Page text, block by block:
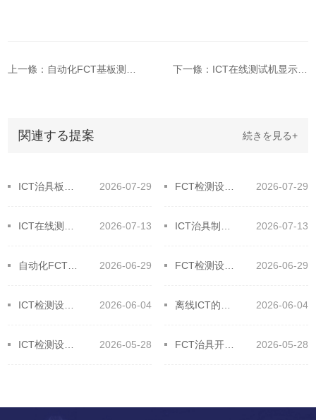
関連する提案 続きを見る+
2026-07-29 2026-07-29
FCT检测设备全流程！高效工作原来如此简单
2026-07-13 2026-07-13
2026-06-29 2026-06-29
FCT检测设备它的主要测试对象
2026-06-04 2026-06-04
2026-05-28 2026-05-28
FCT治具开发过程要注意的细节和关键点